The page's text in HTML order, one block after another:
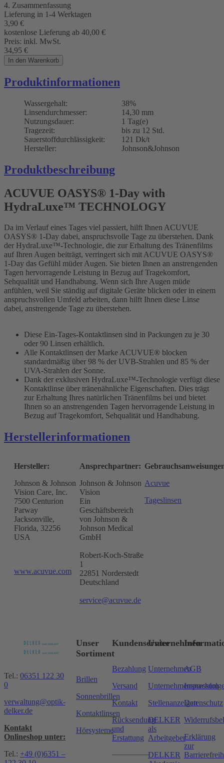
4. Zusammenfassung
Lieferung in 1-4 Werktagen
3,90 €
kostenlose Lieferung ab 40,00 €
Preis: inkl. MwSt.
34,95 €
In den Warenkorb
Produktinformationen
Wassergehalt:
38%
Linsendurchmesser:
14,30 mm
Nutzungsdauer:
1 Tag(e)
Tragezeit:
bis zu 12 Std.
Sauerstoffdurchlässigkeit:
121 Dk/t
Hersteller:
Johnson&Johnson
Produktbeschreibung
ACUVUE OASYS® 1-Day with
HydraLuxe™ TECHNOLOGY
Da im Verlauf eines Tages viel passiert, hilft Ihnen ACUVUE
OASYS® 1-Day dabei, anspruchsvolle Tage zu überstehen. Dank
der HydraLuxe™-Technologie, die zur Erhaltung des Tränenfilms
auf Ihren Augen beiträgt, verringert sich mit ACUVUE OASYS®
1-Day das Gefühl müder Augen. Sie bieten Ihnen an anstrengenden
Tagen hervorragende Leistung in Bezug auf Tragekomfort,
Sehqualität und Handhabung. Wenn sich Ihre Augen müde
anfühlen, weil Sie ständig auf digitale Geräte blicken oder in einem
anspruchsvollen Umfeld arbeiten, dann hilft Ihnen diese Linse
dabei, anstrengende Tage zu überstehen.
Diese Ein-Tages-Kontaktlinsen sind in Packungen zu je 30
oder 90 Linsen erhältlich.
Alle Kontaktlinsen der Marke ACUVUE® blocken
standardmäßig über 98 % der UVB-Strahlen und 85 % der
UVA-Strahlen der Sonne.
Dank der exklusiven HydraLuxe™-Technologie verfügt diese
Kontaktlinse über tränenähnliche Eigenschaften. Dies trägt
zur Erhaltung Ihres natürlichen Tränenfilms bei und bietet
Ihnen so an anstrengenden Tagen hervorragende Leistung in
Bezug auf Tragekomfort, Sehqualität und Handhabung.
Herstellerinformationen
Hersteller:
Johnson & Johnson
Vision Care, Inc.
7500 Centurion
Parway
Jacksonville,
Florida, 32256
USA
www.acuvue.com
Ansprechpartner:
Johnson & Johnson
Vision
Ein
Geschäftsbereich
von Johnson &
Johnson Medical
GmbH
Robert-Koch-Straße
1
22851 Norderstedt
Deutschland
service@acuvue.de
Acuvue
Tageslinsen
Tel.: 06351 122 30
0
verwaltung@optik-
delker.de
Kontakt
Onlineshop unter:
Tel.: +49 (0)6351 –
Unser
Sortiment
Brillen
Sonnenbrillen
Kontaktlinsen
Hörsysteme
Kundenservice
Bezahlung
Versand
Kontakt
Rücksendung
und
Erstattung
Unternehmen
Unternehmen
Stellenanzeigen
DELKER
als
Arbeitgeber
DELKER
AGB
Impressum
Datenschutz
Erklärung
zur